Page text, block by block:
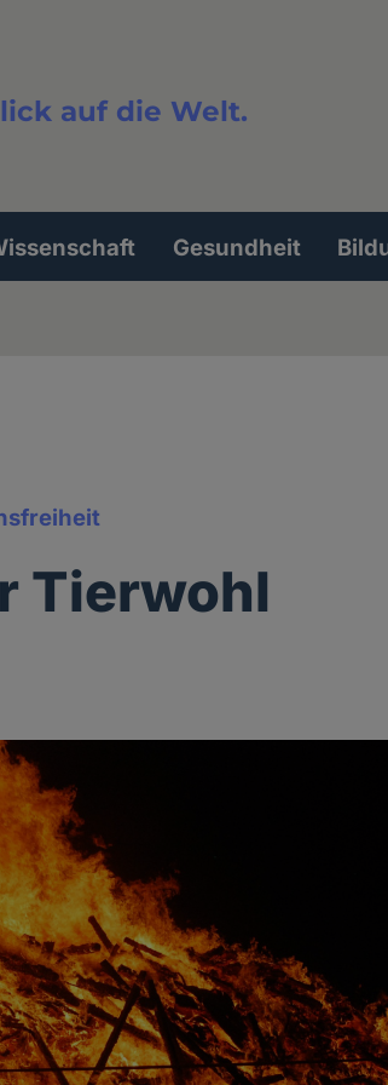
auf die Welt.
Gesundheit
Tierwohl